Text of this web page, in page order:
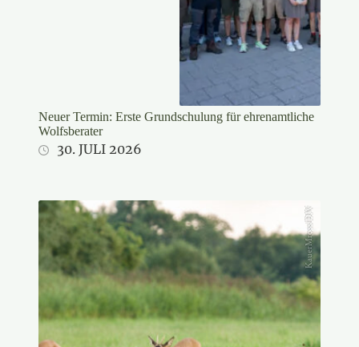
Neuer Termin: Erste Grundschulung für ehrenamtliche
Wolfsberater
30. JULI 2026
KauerMross/DJV